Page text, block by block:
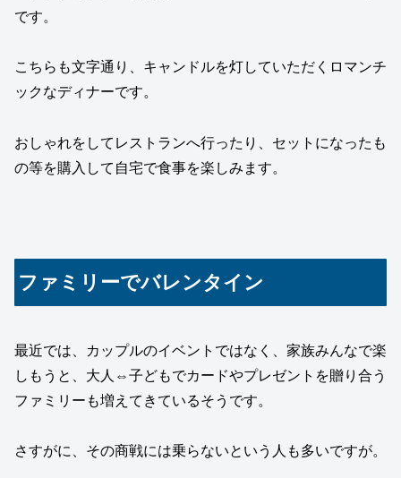
です。
こちらも文字通り、キャンドルを灯していただくロマンチ
ックなディナーです。
おしゃれをしてレストランへ行ったり、セットになったも
の等を購入して自宅で食事を楽しみます。
ファミリーでバレンタイン
最近では、カップルのイベントではなく、家族みんなで楽
しもうと、大人⇔子どもでカードやプレゼントを贈り合う
ファミリーも増えてきているそうです。
さすがに、その商戦には乗らないという人も多いですが。